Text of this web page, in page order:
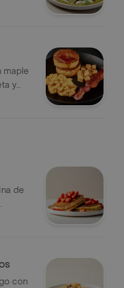
maple
y
de
con